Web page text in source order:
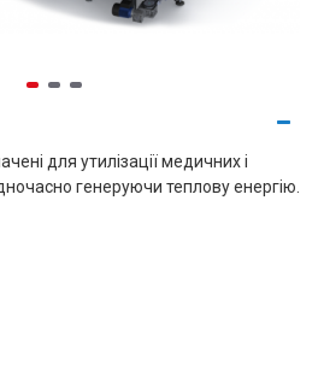
для утилізації медичних і
генеруючи теплову енергію.